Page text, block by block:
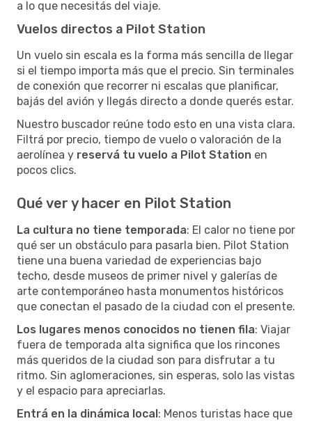
a lo que necesitás del viaje.
Vuelos directos a Pilot Station
Un vuelo sin escala es la forma más sencilla de llegar
si el tiempo importa más que el precio. Sin terminales
de conexión que recorrer ni escalas que planificar,
bajás del avión y llegás directo a donde querés estar.
Nuestro buscador reúne todo esto en una vista clara.
Filtrá por precio, tiempo de vuelo o valoración de la
aerolínea y reservá tu vuelo a Pilot Station en
pocos clics.
Qué ver y hacer en Pilot Station
La cultura no tiene temporada: El calor no tiene por
qué ser un obstáculo para pasarla bien. Pilot Station
tiene una buena variedad de experiencias bajo
techo, desde museos de primer nivel y galerías de
arte contemporáneo hasta monumentos históricos
que conectan el pasado de la ciudad con el presente.
Los lugares menos conocidos no tienen fila: Viajar
fuera de temporada alta significa que los rincones
más queridos de la ciudad son para disfrutar a tu
ritmo. Sin aglomeraciones, sin esperas, solo las vistas
y el espacio para apreciarlas.
Entrá en la dinámica local: Menos turistas hace que